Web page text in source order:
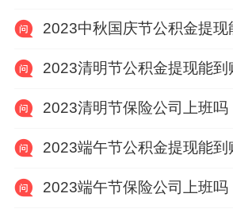
2023清明节公积金提现能到
2023清明节保险公司上班吗
2023端午节公积金提现能到
2023端午节保险公司上班吗